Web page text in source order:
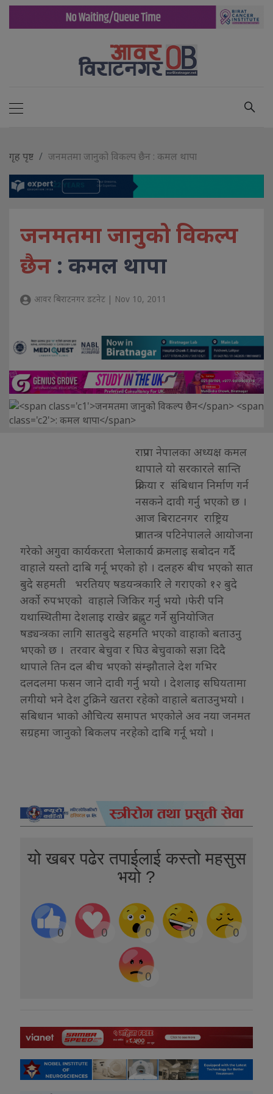
गृह पृष्ट जनमतमा जानुको विकल्प छैन : कमल थापा
जनमतमा जानुको विकल्प
छैन : कमल थापा
आवर बिराटनगर डटनेट | Nov 10, 2011
राप्रपा नेपालका अध्यक्ष कमल
थापाले यो सरकारले सान्ति
प्रक्रिया र संबिधान निर्माण गर्न
नसकने दावी गर्नु भएको छ ।
आज बिराटनगर राष्ट्रिय
प्रजातन्त्र पटिनेपालले आयोजना
गरेको अगुवा कार्यकरता भेलाकार्य क्रमलाइ सबोदन गर्दै
वाहाले यस्तो दाबि गर्नू भएको हो । दलहरु बीच भएको सात
बुदे सहमती भरतियए षडयन्त्रकारि ले गराएको १२ बुदे
अर्को रुपभएको वाहाले जिकिर गर्नु भयो ।फेरी पनि
यथास्थितीमा देशलाइ राखेर ब्रह्लुट गर्ने सुनियोजित
षड्यन्त्रका लागि सातबुदे सहमति भएको वाहाको बताउनु
भएको छ । तरवार बेचुवा र घिउ बेचुवाको सज्ञा दिदै
थापाले तिन दल बीच भएको संम्झौताले देश गभिर
दलदलमा फसन जाने दावी गर्नु भयो । देशलाइ सघियतामा
लगीयो भने देश टुक्रिने खतरा रहेको वाहाले बताउनुभयो ।
सबिधान भाको औचित्य समापत भएकोले अव नया जनमत
सग्रहमा जानुको बिकलप नरहेको दाबि गर्नू भयो ।
यो खबर पढेर तपाईलाई कस्तो महसुस
भयो ?
0 0 0 0 0
0